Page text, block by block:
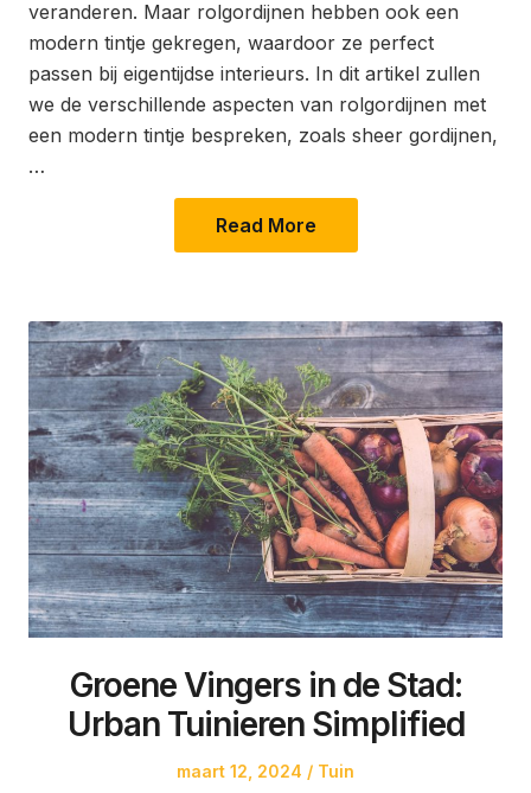
veranderen. Maar rolgordijnen hebben ook een
modern tintje gekregen, waardoor ze perfect
passen bij eigentijdse interieurs. In dit artikel zullen
we de verschillende aspecten van rolgordijnen met
een modern tintje bespreken, zoals sheer gordijnen,
…
Read More
Groene Vingers in de Stad:
Urban Tuinieren Simplified
Posted
maart 12, 2024
Posted
Tuin